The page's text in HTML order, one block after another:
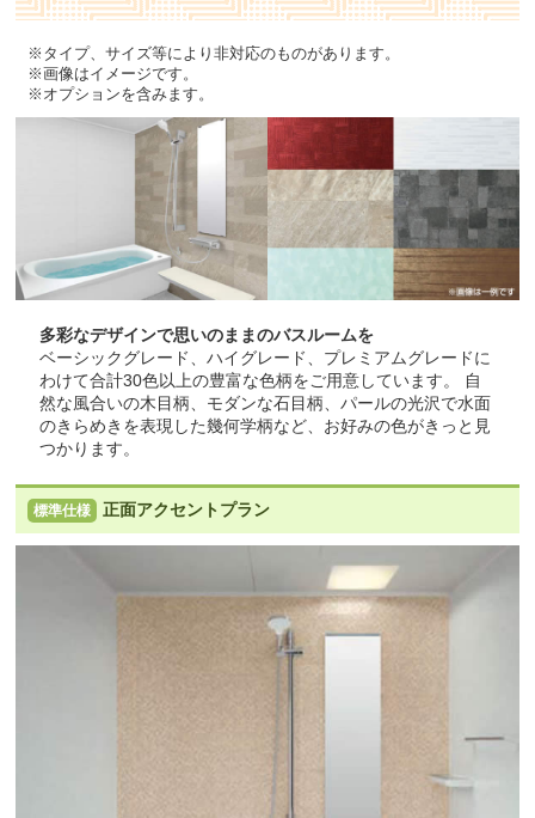
魔法びん浴槽 ラクかるふろふ
た（2枚割ふた・断熱仕様）/ふ
ろふたフック付き
スッキリドア 折戸（W800）ホ
ワイト
標準仕様モデル
水栓
スッキリ棚水栓(棚W300)
標準仕様モデル
コンフォートウェーブシャワ
標準仕様モデル
カウンター
※タイプ、サイズ等により非対応のものがあります。
※画像はイメージです。
※オプションを含みます。
多彩なデザインで思いのままのバスルームを
ベーシックグレード、ハイグレード、プレミアムグレードに
わけて合計30色以上の豊富な色柄をご用意しています。 自
然な風合いの木目柄、モダンな石目柄、パールの光沢で水面
のきらめきを表現した幾何学柄など、お好みの色がきっと見
つかります。
標準仕様 正面アクセントプラン